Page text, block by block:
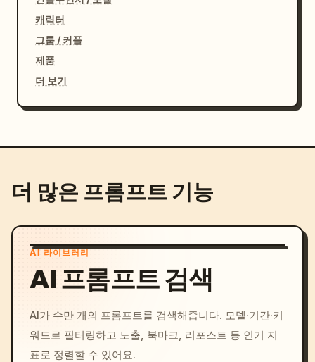
캐릭터
그룹 / 커플
제품
더 보기
더 많은 프롬프트 기능
AI 라이브러리
AI 프롬프트 검색
AI가 수만 개의 프롬프트를 검색해줍니다. 모델·기간·키
워드로 필터링하고 노출, 북마크, 리포스트 등 인기 지
표로 정렬할 수 있어요.